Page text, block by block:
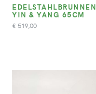
EDELSTAHLBRUNNEN
YIN & YANG 65CM
€ 519,00